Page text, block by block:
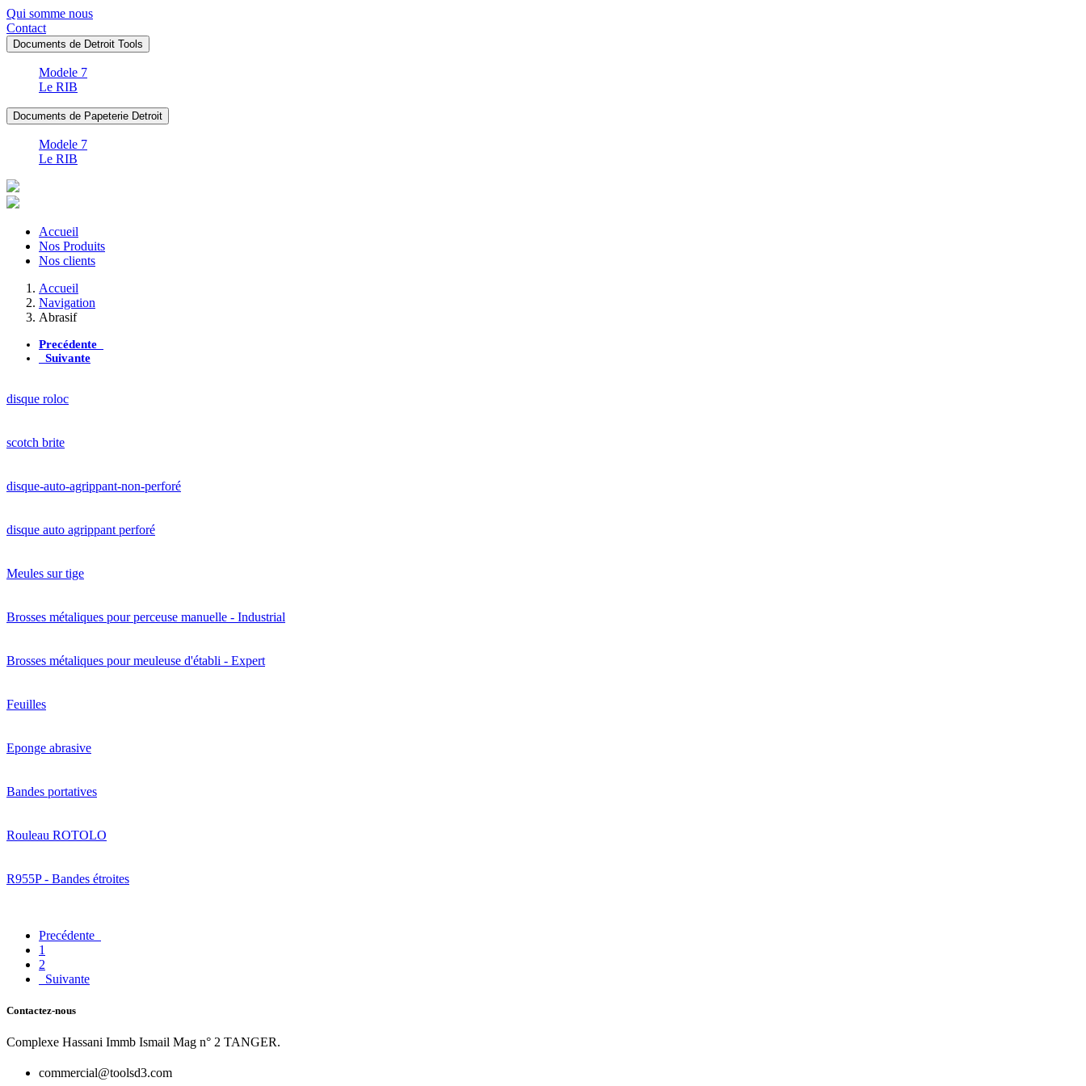
Qui somme nous
Contact
Documents de Detroit Tools
Modele 7
Le RIB
Documents de Papeterie Detroit
Modele 7
Le RIB
Accueil
Nos Produits
Nos clients
Accueil
Navigation
Abrasif
Precédente
Suivante
disque roloc
scotch brite
disque-auto-agrippant-non-perforé
disque auto agrippant perforé
Meules sur tige
Brosses métaliques pour perceuse manuelle - Industrial
Brosses métaliques pour meuleuse d'établi - Expert
Feuilles
Eponge abrasive
Bandes portatives
Rouleau ROTOLO
R955P - Bandes étroites
Precédente
1
2
Suivante
Contactez-nous
Complexe Hassani Immb Ismail Mag n° 2 TANGER.
commercial@toolsd3.com